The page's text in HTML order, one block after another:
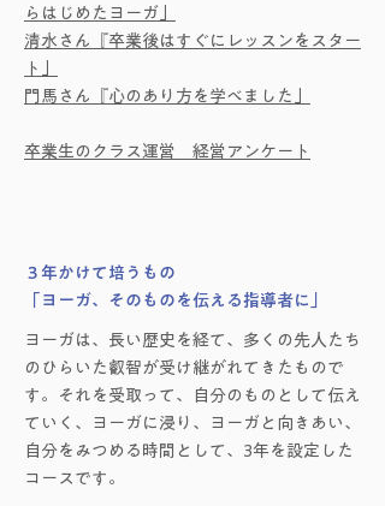
らはじめたヨーガ」
清水さん『卒業後はすぐにレッスンをスター
ト」
門馬さん『心のあり方を学べました」
卒業生のクラス運営 経営アンケート
３年かけて培うもの
「ヨーガ、そのものを伝える指導者に」
ヨーガは、長い歴史を経て、多くの先人たち
のひらいた叡智が受け継がれてきたもので
す。それを受取って、自分のものとして伝え
ていく、ヨーガに浸り、ヨーガと向きあい、
自分をみつめる時間として、3年を設定した
コースです。